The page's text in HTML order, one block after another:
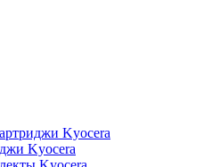
Kyocera
Kyocera